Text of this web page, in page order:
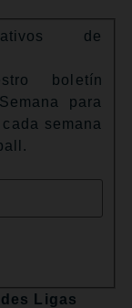
de
boletín
para
semana
Ligas